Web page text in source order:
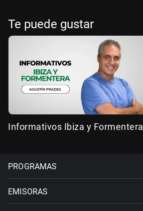
Te puede gustar
Informativos Ibiza y Formentera
PROGRAMAS
EMISORAS